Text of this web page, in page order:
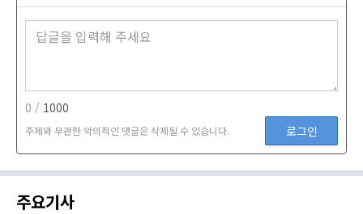
0 / 1000
주제와 무관한 악의적인 댓글은 삭제될 수 있습니다. 로그인
주요기사